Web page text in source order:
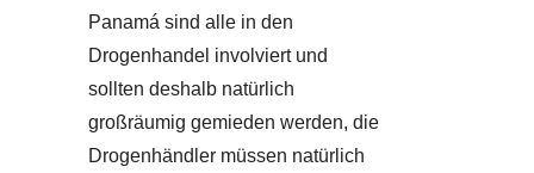
Panamá sind alle in den
Drogenhandel involviert und
sollten deshalb natürlich
großräumig gemieden werden, die
Drogenhändler müssen natürlich